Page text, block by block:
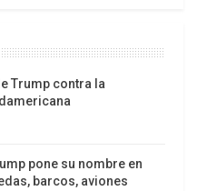
mucho respeto”,
“que ya son
sino en
hay acuerdo e
poder reunirnos y
tiempo sin
Trump contra la
pone su nombre en
barcos, aviones